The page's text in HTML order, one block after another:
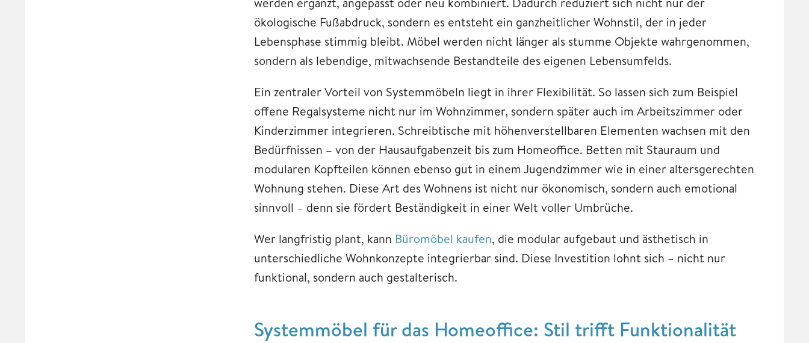
ökologische Fußabdruck, sondern es entsteht ein ganzheitlicher Wohnstil, der in jeder
Lebensphase stimmig bleibt. Möbel werden nicht länger als stumme Objekte wahrgenommen,
sondern als lebendige, mitwachsende Bestandteile des eigenen Lebensumfelds.
Ein zentraler Vorteil von Systemmöbeln liegt in ihrer Flexibilität. So lassen sich zum Beispiel
offene Regalsysteme nicht nur im Wohnzimmer, sondern später auch im Arbeitszimmer oder
Kinderzimmer integrieren. Schreibtische mit höhenverstellbaren Elementen wachsen mit den
Bedürfnissen – von der Hausaufgabenzeit bis zum Homeoffice. Betten mit Stauraum und
modularen Kopfteilen können ebenso gut in einem Jugendzimmer wie in einer altersgerechten
Wohnung stehen. Diese Art des Wohnens ist nicht nur ökonomisch, sondern auch emotional
sinnvoll – denn sie fördert Beständigkeit in einer Welt voller Umbrüche.
Wer langfristig plant, kann Büromöbel kaufen, die modular aufgebaut und ästhetisch in
unterschiedliche Wohnkonzepte integrierbar sind. Diese Investition lohnt sich – nicht nur
funktional, sondern auch gestalterisch.
Systemmöbel für das Homeoffice: Stil trifft Funktionalität